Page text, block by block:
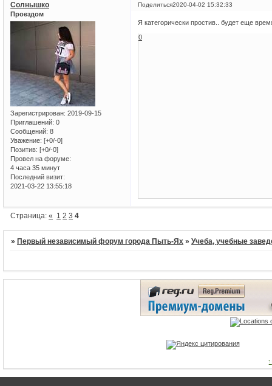
Поделиться2020-04-02 15:32:33
Солнышко
Проездом
Зарегистрирован: 2019-09-15
Приглашений: 0
Сообщений: 8
Уважение: [+0/-0]
Позитив: [+0/-0]
Провел на форуме:
4 часа 35 минут
Последний визит:
2021-03-22 13:55:18
Я категорически простив.. будет еще
0
Страница:« 1 2 3 4
» Первый независимый форум города Пыть-Ях »Учеба, учебные